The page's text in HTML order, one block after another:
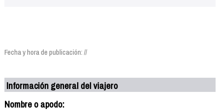
Fecha y hora de publicación: //
Información general del viajero
Nombre o apodo: